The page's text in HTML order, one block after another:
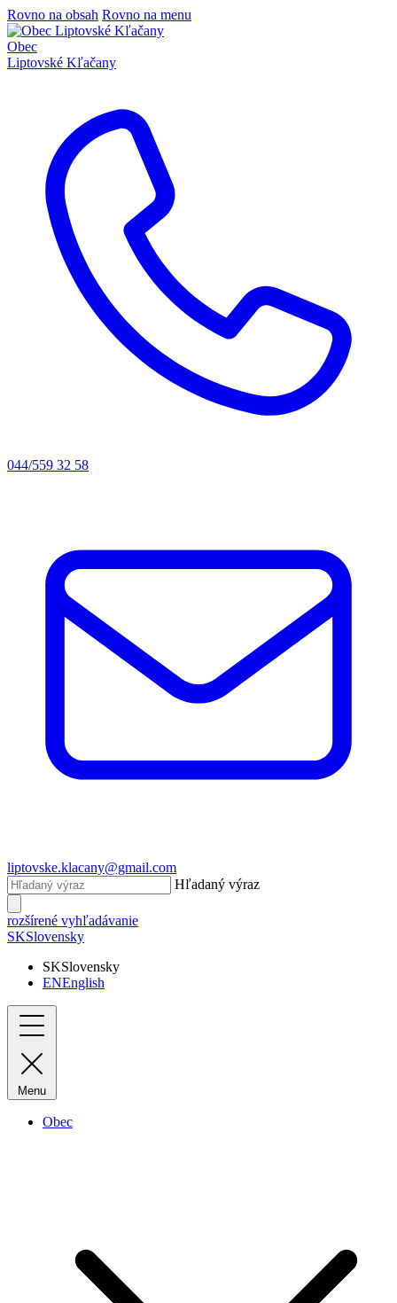
Rovno na obsah Rovno na menu
Obec
Liptovské Kľačany
044/559 32 58
liptovske.klacany@gmail.com
Hľadaný výraz
rozšírené vyhľadávanie
SKSlovensky
SKSlovensky
ENEnglish
Menu
Obec